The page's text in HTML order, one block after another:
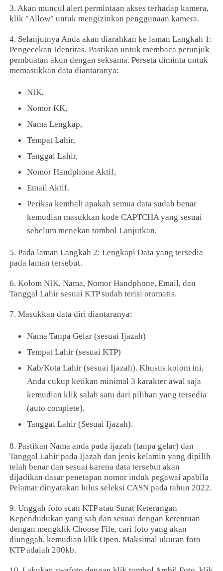
3. Akan muncul alert permintaan akses terhadap kamera,
klik "Allow" untuk mengizinkan penggunaan kamera.
4. Selanjutnya Anda akan diarahkan ke laman Langkah 1:
Pengecekan Identitas. Pastikan untuk membaca petunjuk
pembuatan akun dengan seksama. Perseta diminta untuk
memasukkan data diantaranya:
NIK,
Nomor KK,
Nama Lengkap,
Tempat Lahir,
Tanggal Lahir,
Nomor Handphone Aktif,
Email Aktif.
Periksa kembali apakah semua data sudah benar
kemudian masukkan kode CAPTCHA yang sesuai
sebelum menekan tombol Lanjutkan.
5. Pada laman Langkah 2: Lengkapi Data yang tersedia
pada laman tersebut.
6. Kolom NIK, Nama, Nomor Handphone, Email, dan
Tanggal Lahir sesuai KTP sudah terisi otomatis.
7. Masukkan data diri diantaranya:
Nama Tanpa Gelar (sesuai Ijazah)
Tempat Lahir (sesuai KTP)
Kab/Kota Lahir (sesuai Ijazah). Khusus kolom ini,
Anda cukup ketikan minimal 3 karakter awal saja
kemudian klik salah satu dari pilihan yang tersedia
(auto complete).
Tanggal Lahir (Sesuai Ijazah).
8. Pastikan Nama anda pada ijazah (tanpa gelar) dan
Tanggal Lahir pada Ijazah dan jenis kelamin yang dipilih
telah benar dan sesuai karena data tersebut akan
dijadikan dasar penetapan nomor induk pegawai apabila
Pelamar dinyatakan lulus seleksi CASN pada tahun 2022.
9. Unggah foto scan KTP atau Surat Keterangan
Kependudukan yang sah dan sesuai dengan ketentuan
dengan mengklik Choose File, cari foto yang akan
diunggah, kemudian klik Open. Maksimal ukuran foto
KTP adalah 200kb.